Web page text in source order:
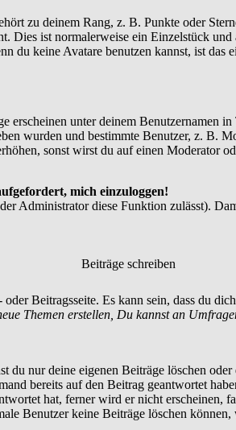
zu deinem Rang, z. B. Punkte oder
Dies ist normalerweise ein Einzelstück
du keine Avatare benutzen kannst, ist
erscheinen unter deinem
wurden und bestimmte Benutzer, z. B.
sonst wirst du auf einen Moderator
mich einzuloggen!
Administrator diese Funktion zulässt).
Beiträge schreiben
Beitragsseite. Es kann sein, dass du
Themen erstellen, Du kannst an
du nur deine eigenen Beiträge löschen
bereits auf den Beitrag geantwortet
hat, ferner wird er nicht erscheinen,
Benutzer keine Beiträge löschen